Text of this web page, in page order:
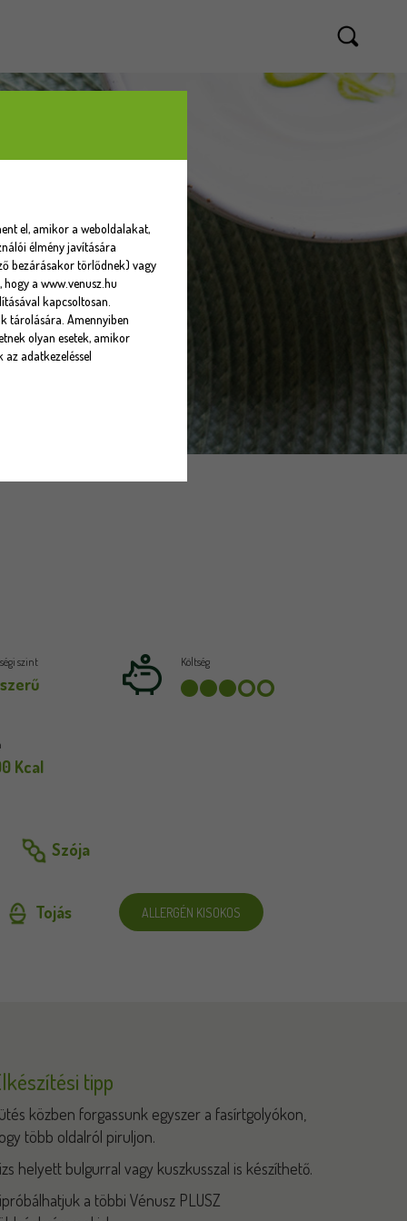
el, amikor a weboldalakat,
élmény javítására
bezárásakor törlődnek) vagy
a www.venusz.hu
kapcsoltosan.
tárolására. Amennyiben
olyan esetek, amikor
adatkezeléssel
szint Költség
Kcal
Szója
Tojás ALLERGÉN KISOKOS
tipp
közben forgassunk egyszer a fasírtgolyókon,
több oldalról piruljon.
helyett bulgurral vagy kuszkusszal is készíthető.
a többi Vénusz PLUSZ